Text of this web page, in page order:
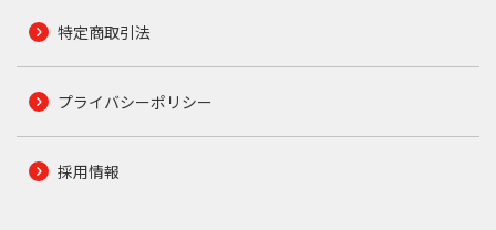
特定商取引法
プライバシーポリシー
採用情報